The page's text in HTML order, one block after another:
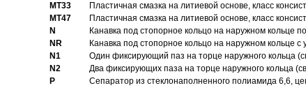
MT33
Пластичная смазка на литиевой основе, класс
MT47
Пластичная смазка на литиевой основе, класс
N
Канавка под стопорное кольцо на наружном кольце
NR
Канавка под стопорное кольцо на наружном кольце
N1
Один фиксирующий паз на торце наружного кольца
N2
Два фиксирующих паза на торце наружного кольца
P
Cепаратор из стеклонаполненного полиамида 6,6,